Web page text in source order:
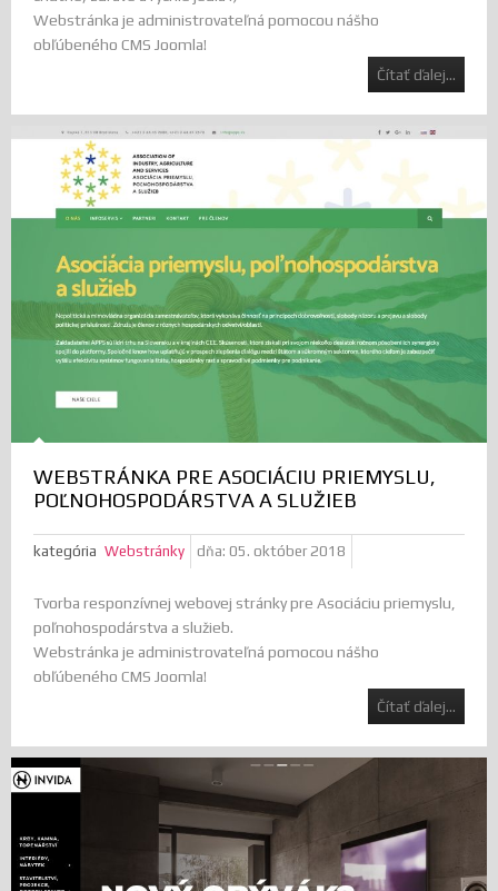
Webstránka je administrovateľná pomocou nášho
obľúbeného CMS Joomla!
Čítať ďalej...
WEBSTRÁNKA PRE ASOCIÁCIU PRIEMYSLU,
POĽNOHOSPODÁRSTVA A SLUŽIEB
kategória Webstránky dňa: 05. október 2018
Tvorba responzívnej webovej stránky pre Asociáciu priemyslu,
poľnohospodárstva a služieb.
Webstránka je administrovateľná pomocou nášho
obľúbeného CMS Joomla!
Čítať ďalej...